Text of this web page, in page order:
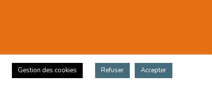
Gestion des cookies Refuser Accepter